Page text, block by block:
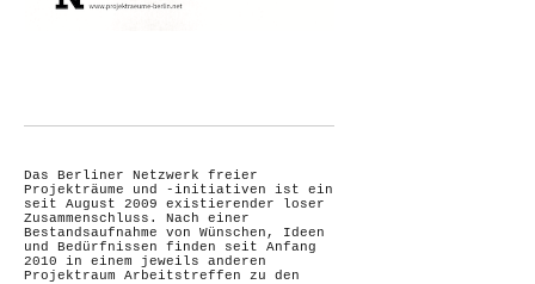
Das Berliner Netzwerk freier
Projekträume und -initiativen ist ein
seit August 2009 existierender loser
Zusammenschluss. Nach einer
Bestandsaufnahme von Wünschen, Ideen
und Bedürfnissen finden seit Anfang
2010 in einem jeweils anderen
Projektraum Arbeitstreffen zu den